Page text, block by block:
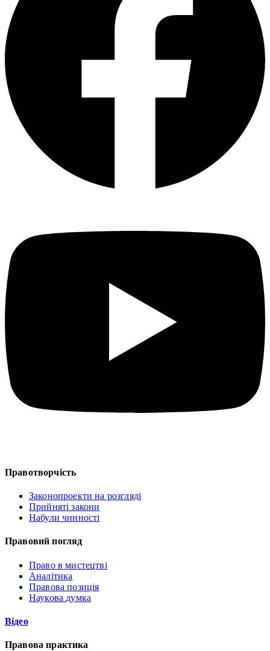
Правотворчість
Законопроекти на розгляді
Прийняті закони
Набули чинності
Правовий погляд
Право в мистецтві
Аналітика
Правова позиція
Наукова думка
Відео
Правова практика